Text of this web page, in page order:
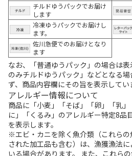
チルドゆうパックでお届け
します
冷凍ゆうパックでお届けし
ます。
佐川急便でのお届けとなり
ます
なお、「普通ゆうパック」の場合は
のみチルドゆうパック」などとなる
ず、商品内容欄にその旨を表示してい
アレルギー情報について
商品に「小麦」「そば」「卵」「乳
に」「くるみ」のアレルギー特定8品
を表示します。
※エビ・カニを除く魚介類（これら
された加工品も含む）は、漁獲漁法
いる場合があります。 また、これら